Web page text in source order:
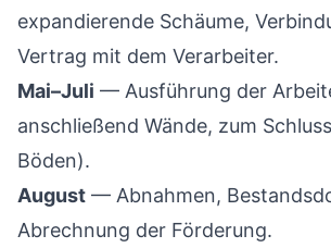
expandierende Schäume,
Vertrag mit dem Verarbeiter.
Mai–Juli — Ausführung der
anschließend Wände, zum
Böden).
August — Abnahmen,
Abrechnung der Förderung.